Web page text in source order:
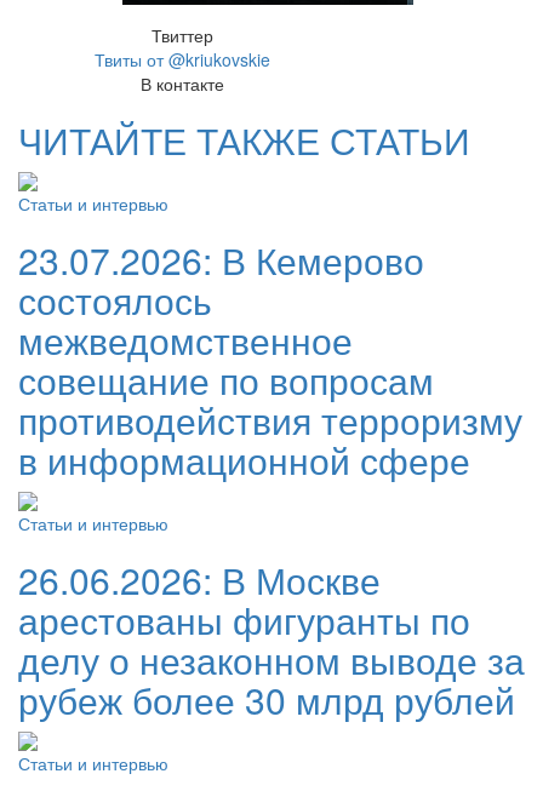
Твиттер
Твиты от @kriukovskie
В контакте
ЧИТАЙТЕ ТАКЖЕ СТАТЬИ
Статьи и интервью
23.07.2026: В Кемерово
состоялось
межведомственное
совещание по вопросам
противодействия терроризму
в информационной сфере
Статьи и интервью
26.06.2026: В Москве
арестованы фигуранты по
делу о незаконном выводе за
рубеж более 30 млрд рублей
Статьи и интервью